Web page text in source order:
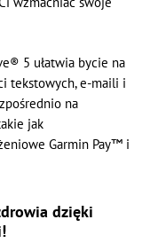
5 ułatwia bycie na
tekstowych, e-maili i
na
jak
Garmin Pay™ i
dzięki